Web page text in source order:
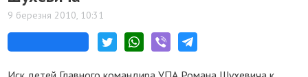
9 березня 2010, 10:31